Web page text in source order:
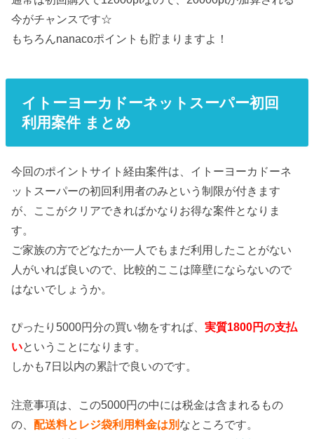
今がチャンスです☆
もちろんnanacoポイントも貯まりますよ！
イトーヨーカドーネットスーパー初回
利用案件 まとめ
今回のポイントサイト経由案件は、イトーヨーカドーネ
ットスーパーの初回利用者のみという制限が付きます
が、ここがクリアできればかなりお得な案件となりま
す。
ご家族の方でどなたか一人でもまだ利用したことがない
人がいれば良いので、比較的ここは障壁にならないので
はないでしょうか。
ぴったり5000円分の買い物をすれば、実質1800円の支払
いということになります。
しかも7日以内の累計で良いのです。
注意事項は、この5000円の中には税金は含まれるもの
の、配送料とレジ袋利用料金は別 なところです。